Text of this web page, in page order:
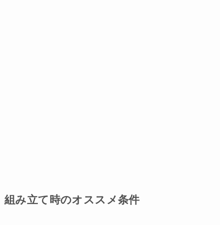
組み立て時のオススメ条件